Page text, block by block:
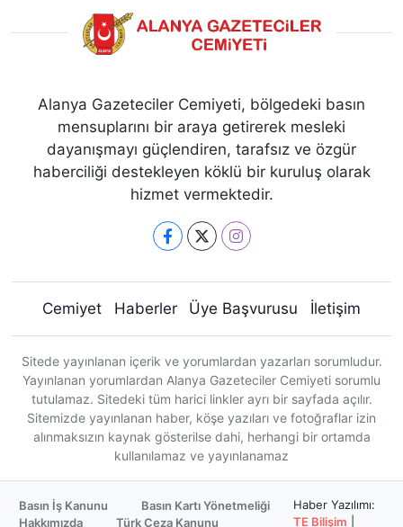
Alanya Gazeteciler Cemiyeti, bölgedeki basın
mensuplarını bir araya getirerek mesleki
dayanışmayı güçlendiren, tarafsız ve özgür
haberciliği destekleyen köklü bir kuruluş olarak
hizmet vermektedir.
Cemiyet Haberler Üye Başvurusu İletişim
Sitede yayınlanan içerik ve yorumlardan yazarları sorumludur.
Yayınlanan yorumlardan Alanya Gazeteciler Cemiyeti sorumlu
tutulamaz. Sitedeki tüm harici linkler ayrı bir sayfada açılır.
Sitemizde yayınlanan haber, köşe yazıları ve fotoğraflar izin
alınmaksızın kaynak gösterilse dahi, herhangi bir ortamda
kullanılamaz ve yayınlanamaz
Basın İş Kanunu
Basın Kartı Yönetmeliği
Hakkımızda
Türk Ceza Kanunu
Haber Yazılımı:
TE Bilişim